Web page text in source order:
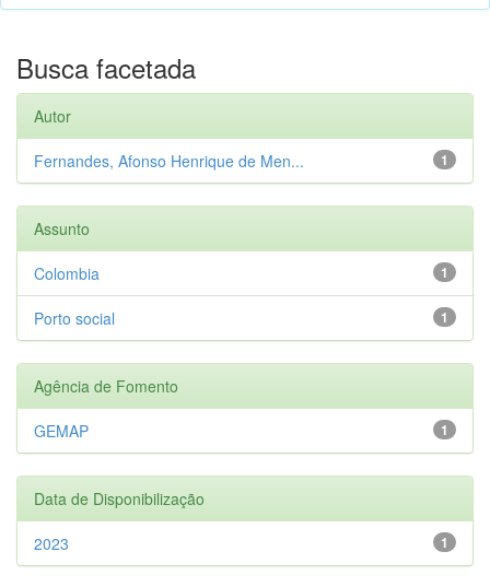
Busca facetada
Autor
1
Fernandes, Afonso Henrique de Men...
Assunto
1
Colombia
1
Porto social
Agência de Fomento
1
GEMAP
Data de Disponibilização
1
2023